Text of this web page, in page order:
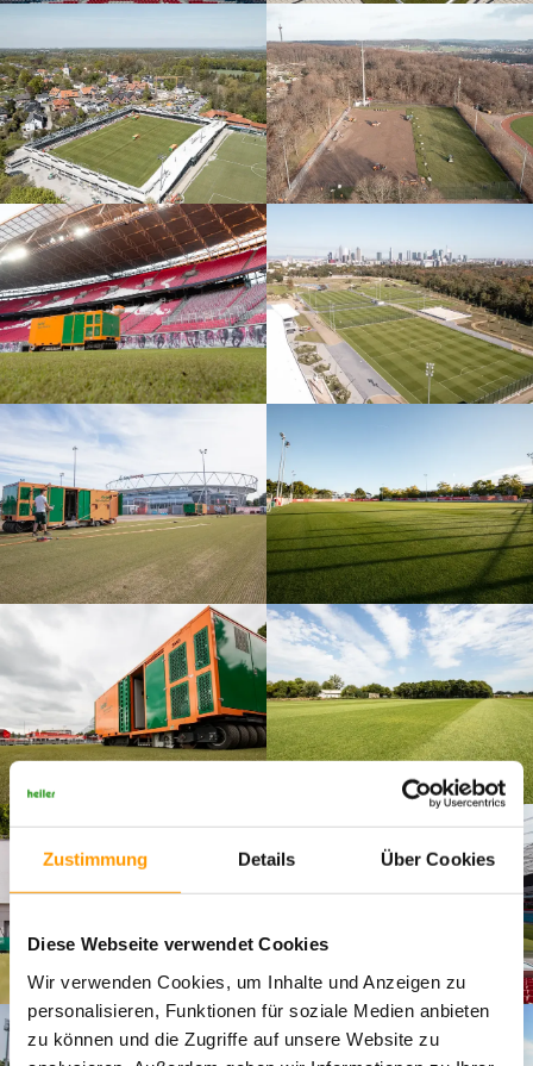
Zustimmung Details Über Cookies
Diese Webseite verwendet Cookies
Wir verwenden Cookies, um Inhalte und Anzeigen zu
personalisieren, Funktionen für soziale Medien anbieten
zu können und die Zugriffe auf unsere Website zu